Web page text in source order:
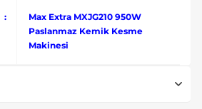
:
Max Extra MXJG210 950W
Paslanmaz Kemik Kesme
Makinesi